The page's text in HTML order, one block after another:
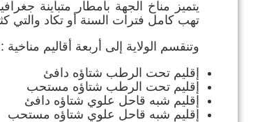
تهب كامل فترات السنة أو تكاد والتي
وتنقسم الولاية إلى أربعة أقاليم مناخية :
إقليم تحت الرطب شتاؤه دافئ
إقليم تحت الرطب شتاؤه مستحب
إقليم شبه قاحل علوي شتاؤه دافئ
إقليم شبه قاحل علوي شتاؤه مستحب